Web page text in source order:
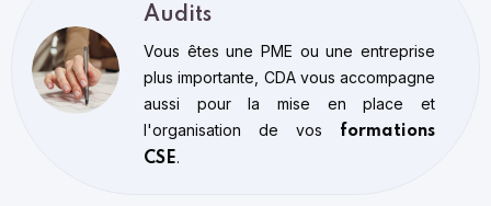
Audits
Vous êtes une PME ou une entreprise
plus importante, CDA vous accompagne
aussi pour la mise en place et
l'organisation de vos formations
CSE.